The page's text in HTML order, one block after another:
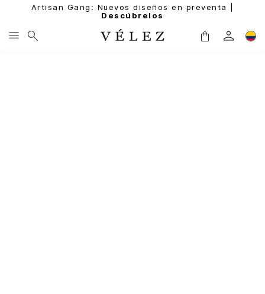
Artisan Gang: Nuevos diseños en preventa |
Descúbrelos